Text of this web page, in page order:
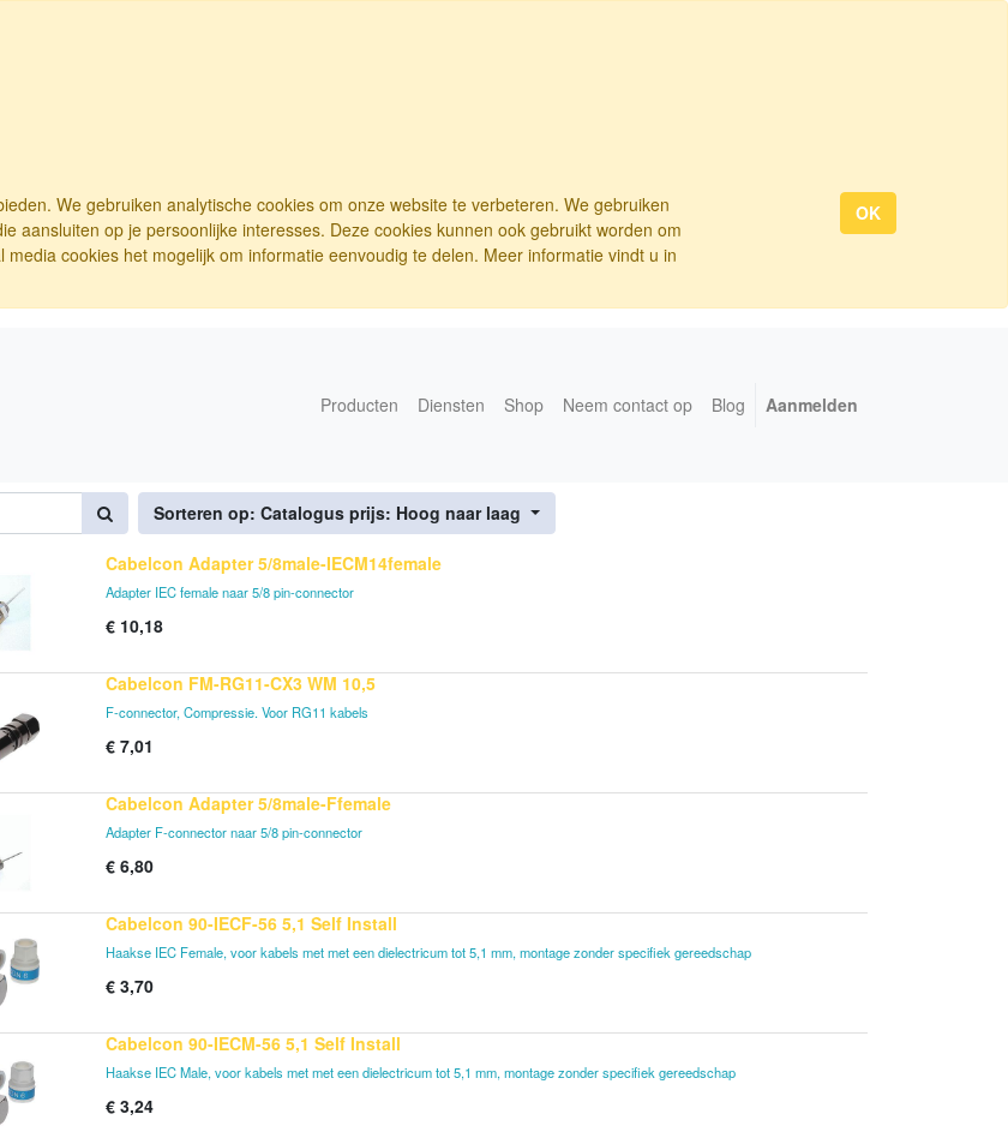
We gebruiken analytische cookies om onze website te verbeteren. We gebruiken
aansluiten op je persoonlijke interesses. Deze cookies kunnen ook gebruikt worden om
cookies het mogelijk om informatie eenvoudig te delen. Meer informatie vindt u in
OK
Producten Diensten Shop Neem contact op Blog Aanmelden
Sorteren op: Catalogus prijs: Hoog naar laag
Cabelcon Adapter 5/8male-IECM14female
Adapter IEC female naar 5/8 pin-connector
€ 10,18
Cabelcon FM-RG11-CX3 WM 10,5
F-connector, Compressie. Voor RG11 kabels
€ 7,01
Cabelcon Adapter 5/8male-Ffemale
Adapter F-connector naar 5/8 pin-connector
€ 6,80
Cabelcon 90-IECF-56 5,1 Self Install
Haakse IEC Female, voor kabels met met een dielectricum tot 5,1 mm, montage zonder specifiek gereedschap
€ 3,70
Cabelcon 90-IECM-56 5,1 Self Install
Haakse IEC Male, voor kabels met met een dielectricum tot 5,1 mm, montage zonder specifiek gereedschap
€ 3,24